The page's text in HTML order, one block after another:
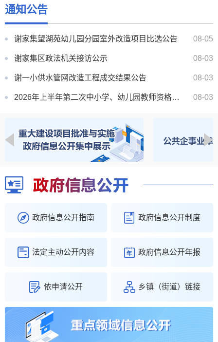
通知公告
谢家集望湖苑幼儿园分园室外改造项目比选公告 08-05
谢家集区政法机关接访公示 08-03
谢一小供水管网改造工程成交结果公告 08-03
2026年上半年第二次中小学、幼儿园教师资格证领取通知 08-03
李郢孜镇春申君文化园项目配套停车场工程成交结果公告 07-31
谢一小供水管网改造工程（一次）单一来源公告
中央层面整治形式主义为基层减负专项工作机制办公室 中央纪委办公厅公开通报3起整治形式主义为基层减负典... 04-28
谢家集区政法机关接访公示 08-03
政府信息公开指南 政府信息公开制度
法定主动公开内容 政府信息公开年报
依申请公开 乡镇（街道）链接